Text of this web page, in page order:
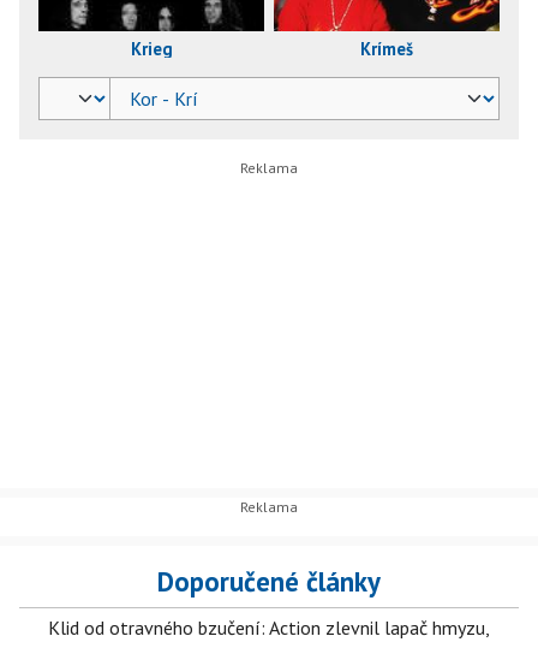
Krieg Krímeš
Doporučené články
Klid od otravného bzučení: Action zlevnil lapač hmyzu,